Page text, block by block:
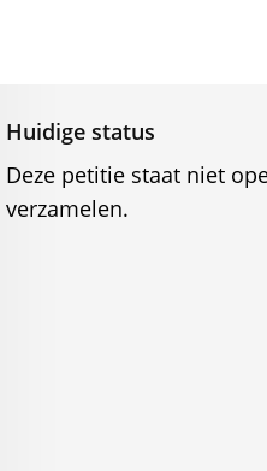
Huidige status
Deze petitie staat niet
verzamelen.